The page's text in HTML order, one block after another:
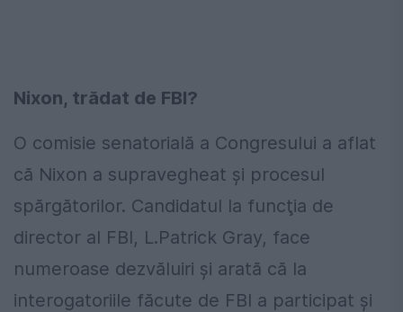
Nixon, trădat de FBI?
O comisie senatorială a Congresului a aflat
că Nixon a supravegheat și procesul
spărgătorilor. Candidatul la funcţia de
director al FBI, L.Patrick Gray, face
numeroase dezvăluiri și arată că la
interogatoriile făcute de FBI a participat și